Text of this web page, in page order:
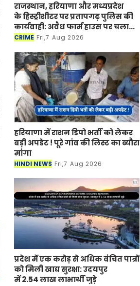
राजस्थान, हरियाणा और मध्यप्रदेश
के हिस्ट्रीशीटर पर प्रतापगढ़ पुलिस की
कार्यवाही: अवैध फार्म हाउस पर चला
बुलडोजर
CRIME Fri,7 Aug 2026
हरियाणा में राशन डिपो भर्ती को लेकर
बड़ी अपडेट ! पूरे गांव की लिस्ट का ब्यौरा
मांगा
HINDI NEWS Fri,7 Aug 2026
प्रदेश में एक करोड़ से अधिक वंचित पात्रों
को मिली खाद्य सुरक्षा: उदयपुर
में 2.54 लाख लाभार्थी जुड़े